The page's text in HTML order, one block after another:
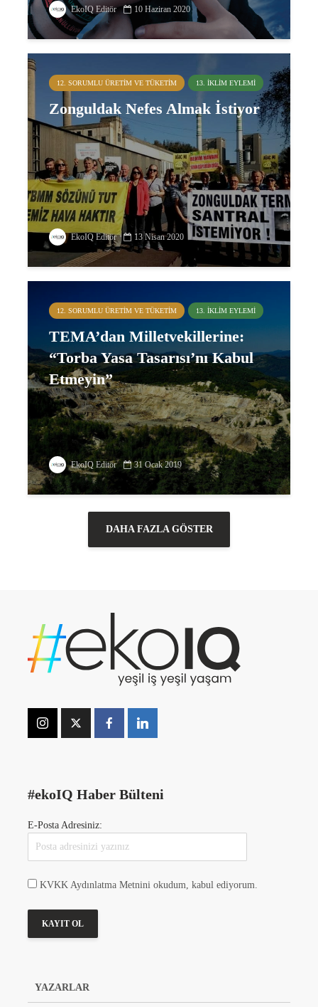
EkoIQ Editör 10 Haziran 2020
12. SORUMLU ÜRETIM VE TÜKETIM 13. İKLIM EYLEMI
Zonguldak Nefes Almak İstiyor
EkoIQ Editör 13 Nisan 2020
12. SORUMLU ÜRETIM VE TÜKETIM 13. İKLIM EYLEMI
TEMA’dan Milletvekillerine:
“Torba Yasa Tasarısı’nı Kabul
Etmeyin”
EkoIQ Editör 31 Ocak 2019
DAHA FAZLA GÖSTER
#ekoIQ Haber Bülteni
E-Posta Adresiniz:
KVKK Aydınlatma Metnini okudum, kabul ediyorum.
YAZARLAR